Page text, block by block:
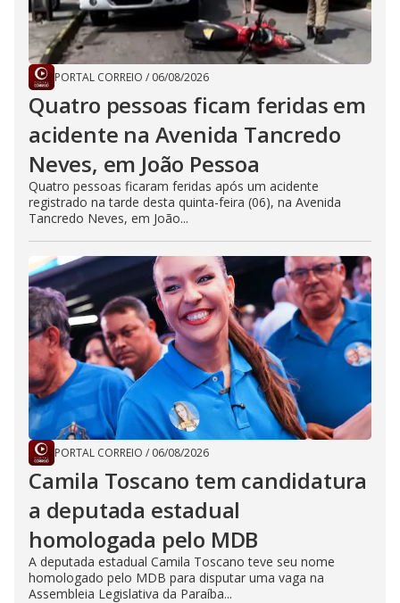
PORTAL CORREIO / 06/08/2026
Quatro pessoas ficam feridas em
acidente na Avenida Tancredo
Neves, em João Pessoa
Quatro pessoas ficaram feridas após um acidente
registrado na tarde desta quinta-feira (06), na Avenida
Tancredo Neves, em João...
PORTAL CORREIO / 06/08/2026
Camila Toscano tem candidatura
a deputada estadual
homologada pelo MDB
A deputada estadual Camila Toscano teve seu nome
homologado pelo MDB para disputar uma vaga na
Assembleia Legislativa da Paraíba...